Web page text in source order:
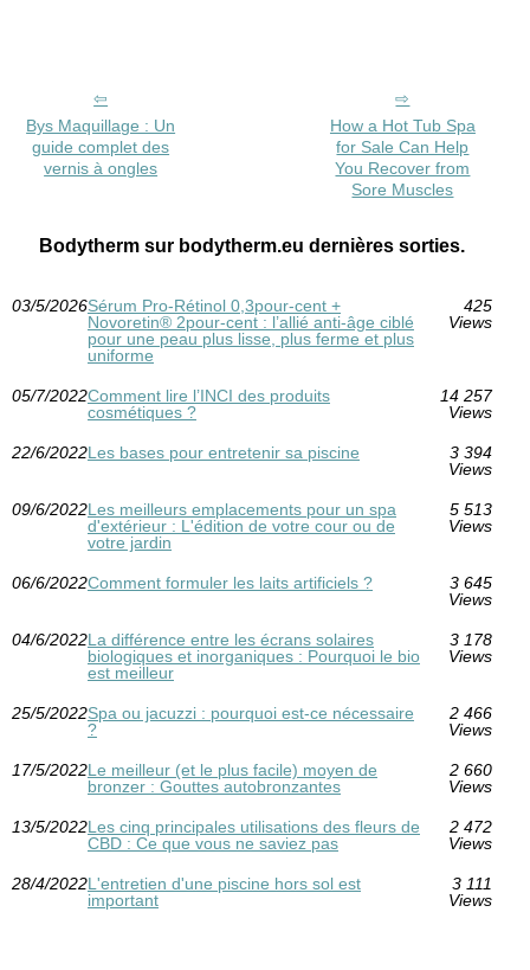
Bys Maquillage : Un
guide complet des
vernis à ongles
How a Hot Tub Spa
for Sale Can Help
You Recover from
Sore Muscles
Bodytherm sur bodytherm.eu dernières sorties.
03/5/2026Sérum Pro‑Rétinol 0,3pour-cent +
Novoretin® 2pour-cent : l’allié anti‑âge ciblé
pour une peau plus lisse, plus ferme et plus
uniforme
425
Views
05/7/2022Comment lire l’INCI des produits
cosmétiques ?
14 257
Views
22/6/2022Les bases pour entretenir sa piscine
3 394
Views
09/6/2022Les meilleurs emplacements pour un spa
d'extérieur : L'édition de votre cour ou de
votre jardin
5 513
Views
06/6/2022Comment formuler les laits artificiels ?
3 645
Views
04/6/2022La différence entre les écrans solaires
biologiques et inorganiques : Pourquoi le bio
est meilleur
3 178
Views
25/5/2022Spa ou jacuzzi : pourquoi est-ce nécessaire
?
2 466
Views
17/5/2022Le meilleur (et le plus facile) moyen de
bronzer : Gouttes autobronzantes
2 660
Views
13/5/2022Les cinq principales utilisations des fleurs de
CBD : Ce que vous ne saviez pas
2 472
Views
28/4/2022L'entretien d'une piscine hors sol est
important
3 111
Views